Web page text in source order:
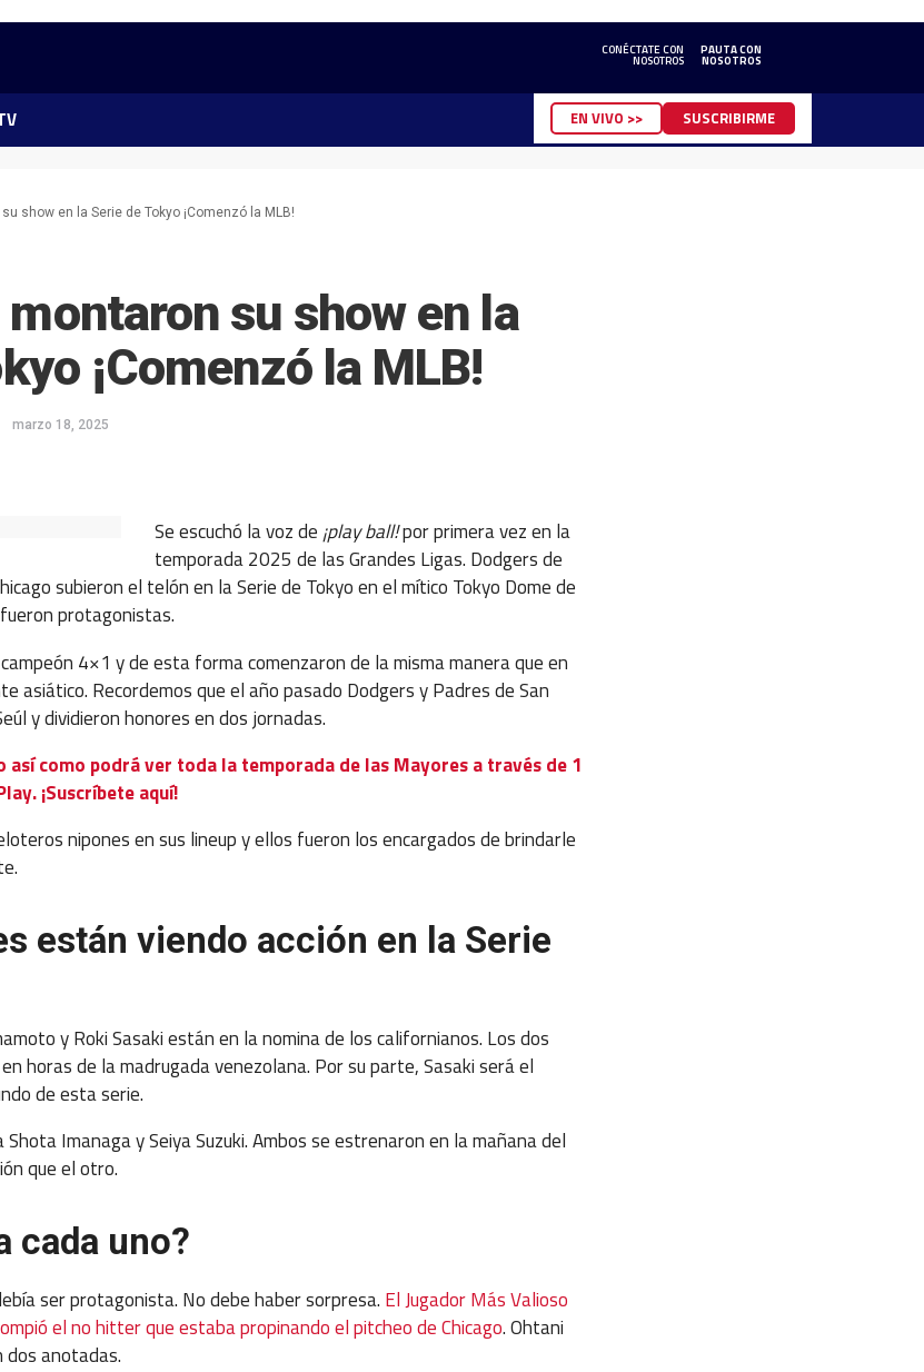
CONÉCTATE CON
NOSOTROS
PAUTA CON
NOSOTROS
EN VIVO >> SUSCRIBIRME
show en la Serie de Tokyo ¡Comenzó la MLB!
su show en la
¡Comenzó la MLB!
marzo 18, 2025
Se escuchó la voz de ¡play ball!por primera vez en la
temporada 2025 de las Grandes Ligas. Dodgers de
subieron el telón en la Serie de Tokyo en el mítico Tokyo Dome de
protagonistas.
4×1 y de esta forma comenzaron de la misma manera que en
asiático. Recordemos que el año pasado Dodgers y Padres de San
y dividieron honores en dos jornadas.
como podrá ver toda la temporada de las Mayores a través de 1
¡Suscríbete aquí!
nipones en sus lineup y ellos fueron los encargados de brindarle
están viendo acción en la Serie
y Roki Sasaki están en la nomina de los californianos. Los dos
horas de la madrugada venezolana. Por su parte, Sasaki será el
de esta serie.
ShotaImanaga y Seiya Suzuki. Ambos se estrenaron en la mañana del
que el otro.
cada uno?
ser protagonista. No debe haber sorpresa. El Jugador Más Valioso
el no hitter que estaba propinando el pitcheo de Chicago. Ohtani
anotadas.